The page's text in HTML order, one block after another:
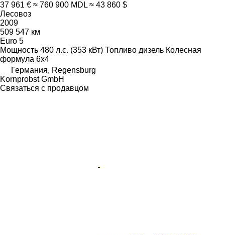
37 961 € ≈ 760 900 MDL ≈ 43 860 $
Лесовоз
2009
509 547 км
Euro 5
Мощность 480 л.с. (353 кВт) Топливо дизель Колесная
формула 6x4
Германия, Regensburg
Kornprobst GmbH
Связаться с продавцом